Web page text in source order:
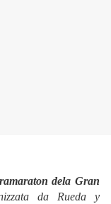
dela Gran
da Rueda y